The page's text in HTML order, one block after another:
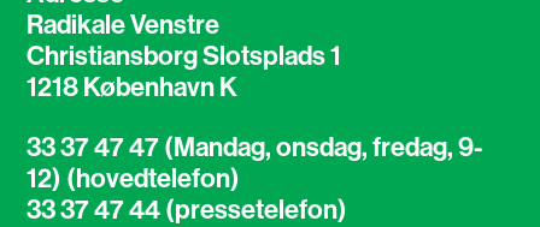
Radikale Venstre
Christiansborg Slotsplads 1
1218 København K
33 37 47 47 (Mandag, onsdag, fredag, 9-
12) (hovedtelefon)
33 37 47 44 (pressetelefon)